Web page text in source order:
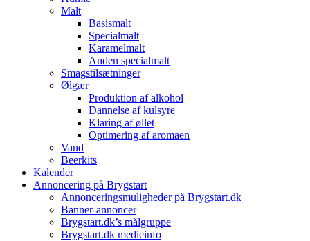
Malt
Basismalt
Specialmalt
Karamelmalt
Anden specialmalt
Smagstilsætninger
Ølgær
Produktion af alkohol
Dannelse af kulsyre
Klaring af øllet
Optimering af aromaen
Vand
Beerkits
Kalender
Annoncering på Brygstart
Annonceringsmuligheder på Brygstart.dk
Banner-annoncer
Brygstart.dk’s målgruppe
Brygstart.dk medieinfo